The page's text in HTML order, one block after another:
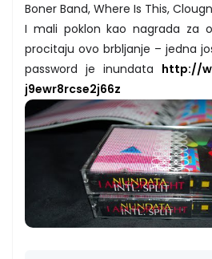
Boner Band, Where Is This,
I mali poklon kao nagrada za
procitaju ovo brbljanje – jedna
password je inundata http://
j9ewr8rcse2j66z